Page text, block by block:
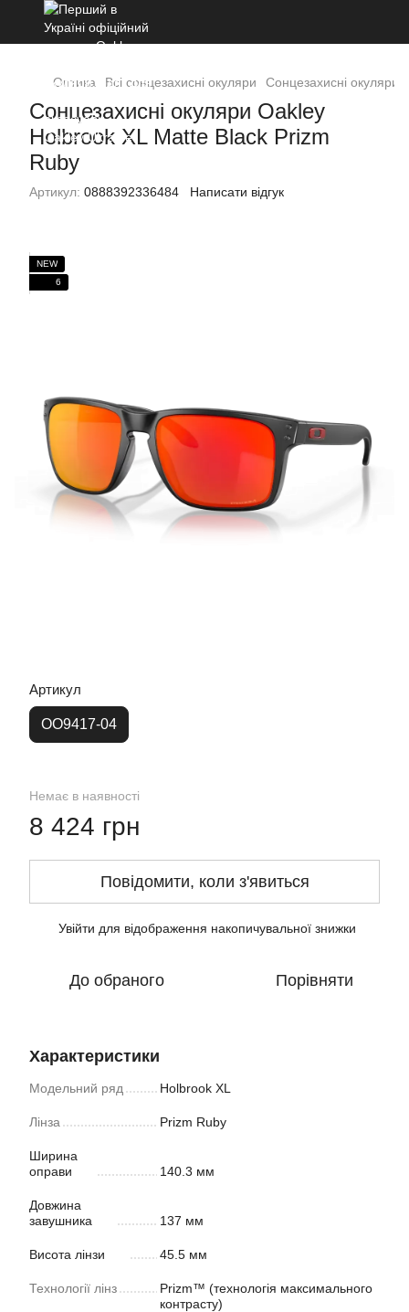
Оптика Всі сонцезахисні окуляри Cонцезахисні
Cонцезахисні окуляри Oakley
Holbrook XL Matte Black Prizm
Ruby
Артикул: 0888392336484 Написати відгук
NEW
6
Артикул
OO9417-04
Немає в наявності
8 424 грн
Повідомити, коли з'явиться
Увійти для відображення накопичувальної знижки
До обраного Порівняти
Характеристики
Модельний ряд Holbrook XL
Лінза Prizm Ruby
Ширина
оправи
140.3 мм
Довжина
завушника
137 мм
Висота лінзи 45.5 мм
Технології лінз
Prizm™ (технологія максимального
контрасту)